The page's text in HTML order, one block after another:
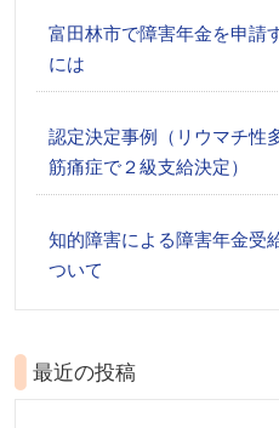
富田林市で障害年金を申請
には
認定決定事例（リウマチ性
筋痛症で２級支給決定）
知的障害による障害年金受
ついて
最近の投稿